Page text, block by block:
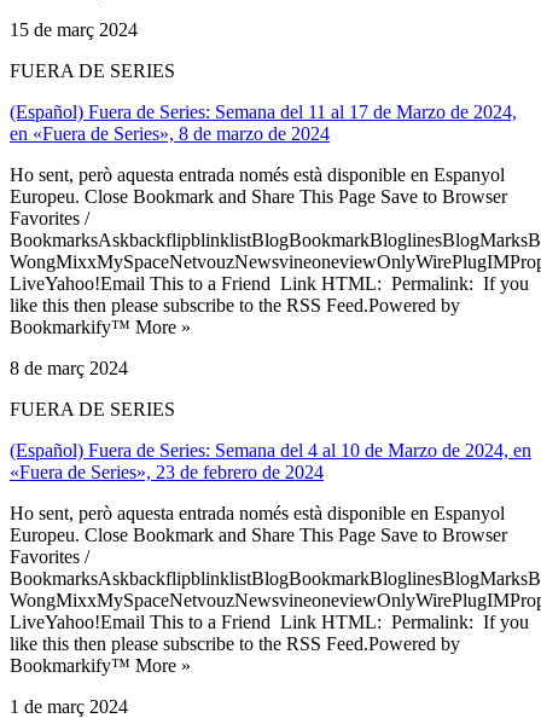
15 de març 2024
FUERA DE SERIES
(Español) Fuera de Series: Semana del 11 al 17 de Marzo de 2024,
en «Fuera de Series», 8 de marzo de 2024
Ho sent, però aquesta entrada només està disponible en Espanyol
Europeu. Close Bookmark and Share This Page Save to Browser
Favorites /
LiveYahoo!Email This to a Friend Link HTML: Permalink: If you
like this then please subscribe to the RSS Feed.Powered by
Bookmarkify™ More »
8 de març 2024
FUERA DE SERIES
(Español) Fuera de Series: Semana del 4 al 10 de Marzo de 2024, en
«Fuera de Series», 23 de febrero de 2024
Ho sent, però aquesta entrada només està disponible en Espanyol
Europeu. Close Bookmark and Share This Page Save to Browser
Favorites /
LiveYahoo!Email This to a Friend Link HTML: Permalink: If you
like this then please subscribe to the RSS Feed.Powered by
Bookmarkify™ More »
1 de març 2024